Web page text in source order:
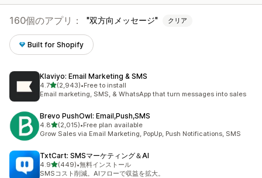
160個のアプリ： 双方向メッセージ クリア
Built for Shopify
Klaviyo: Email Marketing & SMS
4.75つ星中
(2,943)
合計レビュー数：2943件
•Free to install
Email marketing, SMS, & WhatsApp that turn messages into sales
Brevo PushOwl: Email,Push,SMS
4.85つ星中
(2,015)
合計レビュー数：2015件
•Free plan available
Grow Sales via Email Marketing, PopUp, Push Notifications, SMS
TxtCart: SMSマーケティング＆AI
4.95つ星中
(449)
合計レビュー数：449件
•無料インストール
SMSコスト削減。AIフローで収益を拡大。